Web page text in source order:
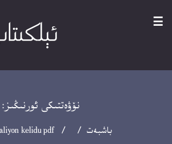
☰
نۆۋەتتىكى ئورنىڭىز:
باشبەت / / ete pochtaliyon kelidu pdf